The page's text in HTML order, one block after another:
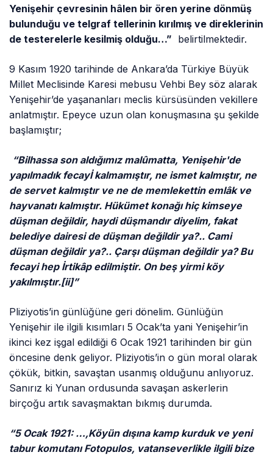
Yenişehir çevresinin hâlen bir ören yerine dönmüş
bulunduğu ve telgraf tellerinin kırılmış ve direklerinin
de testerelerle kesilmiş olduğu…” belirtilmektedir.
9 Kasım 1920 tarihinde de Ankara’da Türkiye Büyük
Millet Meclisinde Karesi mebusu Vehbi Bey söz alarak
Yenişehir’de yaşananları meclis kürsüsünden vekillere
anlatmıştır. Epeyce uzun olan konuşmasına şu şekilde
başlamıştır;
“Bilhassa son aldığımız malûmatta, Yenişehir'de
yapılmadık fecayİ kalmamıştır, ne ismet kalmıştır, ne
de servet kalmıştır ve ne de memlekettin emlâk ve
hayvanatı kalmıştır. Hükümet konağı hiç kimseye
düşman değildir, haydi düşmandır diyelim, fakat
belediye dairesi de düşman değildir ya?.. Cami
düşman değildir ya?.. Çarşı düşman değildir ya? Bu
fecayi hep İrtikâp edilmiştir. On beş yirmi köy
yakılmıştır.[ii]”
Pliziyotis’in günlüğüne geri dönelim. Günlüğün
Yenişehir ile ilgili kısımları 5 Ocak’ta yani Yenişehir’in
ikinci kez işgal edildiği 6 Ocak 1921 tarihinden bir gün
öncesine denk geliyor. Pliziyotis’in o gün moral olarak
çökük, bitkin, savaştan usanmış olduğunu anlıyoruz.
Sanırız ki Yunan ordusunda savaşan askerlerin
birçoğu artık savaşmaktan bıkmış durumda.
“5 Ocak 1921: …,Köyün dışına kamp kurduk ve yeni
tabur komutanı Fotopulos, vatanseverlikle ilgili bize